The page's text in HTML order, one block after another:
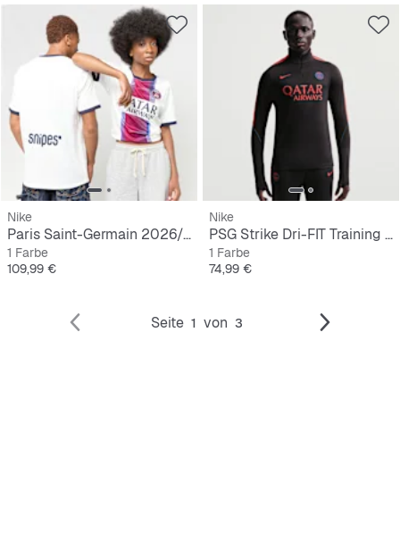
Nike
Paris Saint-Germain 2026/27 Stadium Away
1 Farbe
Preis
109,99 €
Nike
PSG Strike Dri-FIT Training Drill Top
1 Farbe
Preis
74,99 €
Seite 1 von 3